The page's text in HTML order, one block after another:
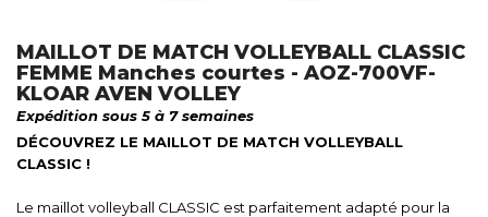
MAILLOT DE MATCH VOLLEYBALL CLASSIC
FEMME Manches courtes - AOZ-700VF-
KLOAR AVEN VOLLEY
Expédition sous 5 à 7 semaines
DÉCOUVREZ LE MAILLOT DE MATCH VOLLEYBALL
CLASSIC !
Le maillot volleyball CLASSIC est parfaitement adapté pour la